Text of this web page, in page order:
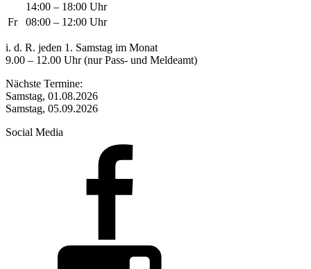
14:00 – 18:00 Uhr
Fr
08:00 – 12:00 Uhr
i. d. R. jeden 1. Samstag im Monat
9.00 – 12.00 Uhr (nur Pass- und Meldeamt)
Nächste Termine:
Samstag, 01.08.2026
Samstag, 05.09.2026
Social Media